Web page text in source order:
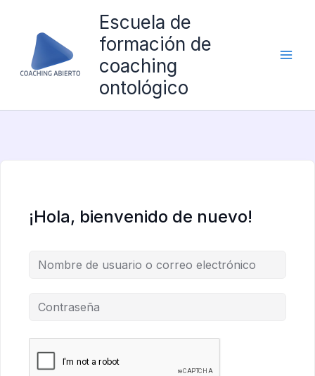
contenido
Escuela de
formación de
coaching
ontológico
¡Hola, bienvenido de nuevo!